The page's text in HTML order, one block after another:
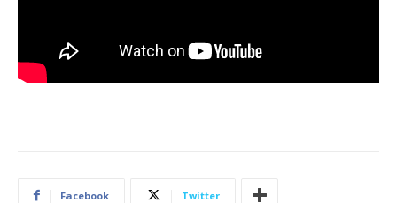
Facebook Twitter